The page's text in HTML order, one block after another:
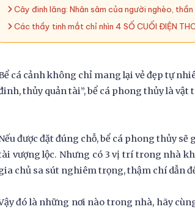
Cây đinh lăng: Nhân sâm của người nghèo,
Các thầy tinh mắt chỉ nhìn 4 SỐ CUỐI ĐIỆN
cá cảnh không chỉ mang lại vẻ đẹp tự
thủy quản tài”, bể cá phong thủy là
được đặt đúng chỗ, bể cá phong thủy
vượng lộc. Nhưng có 3 vị trí trong nhà
chủ sa sút nghiêm trọng, thậm chí dẫn
đó là những nơi nào trong nhà, hãy